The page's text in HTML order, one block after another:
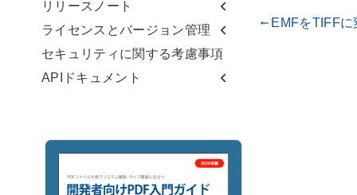
リリースノート
ライセンスとバージョン管理
セキュリティに関する考慮事項
APIドキュメント
gdoc_arrow_left_alt EMFをTIFFに